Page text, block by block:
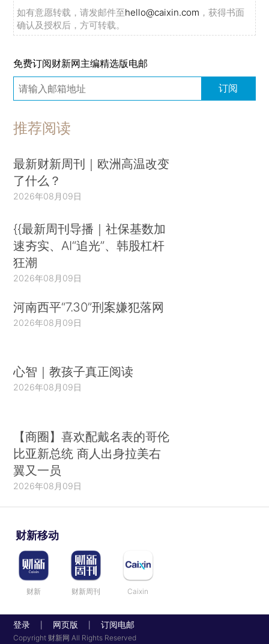
如有意愿转载，请发邮件至hello@caixin.com ，获得书面
确认及授权后，方可转载。
免费订阅财新网主编精选版电邮
订阅
推荐阅读
最新财新周刊｜欧洲高温改变
了什么？
2026年08月09日
{{最新周刊导播｜社保基数加
速夯实、AI“追光”、韩股杠杆
狂潮
2026年08月09日
河南西平“7.30”刑案嫌犯落网
2026年08月09日
心智｜教孩子真正阅读
2026年08月09日
【商圈】喜欢配戴名表的哥伦
比亚新总统 商人出身拉美右
翼又一员
2026年08月09日
财新移动
财新 财新周刊 Caixin
登录 网页版 订阅电邮
Copyright 财新网 All Rights Reserved